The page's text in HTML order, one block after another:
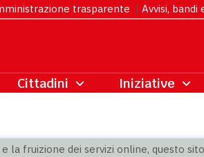
la fruizione dei servizi online, questo
trasparente | Avvisi, bandi